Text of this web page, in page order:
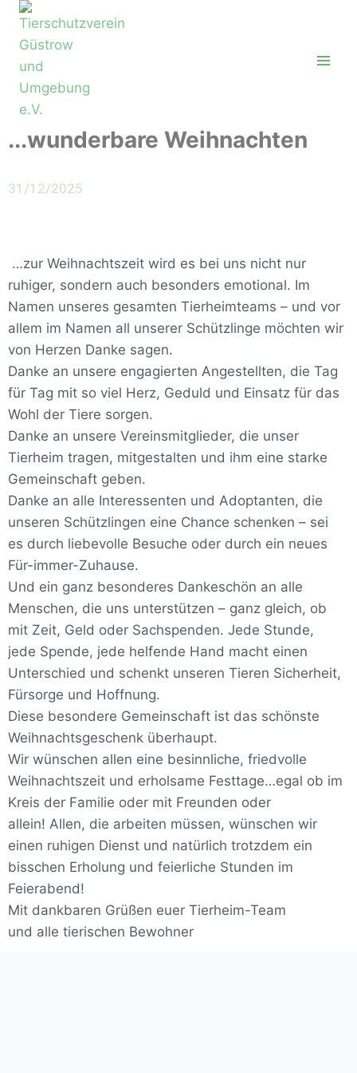
...wunderbare Weihnachten
31/12/2025
…zur Weihnachtszeit wird es bei uns nicht nur
ruhiger, sondern auch besonders emotional. Im
Namen unseres gesamten Tierheimteams – und vor
allem im Namen all unserer Schützlinge möchten wir
von Herzen Danke sagen.
Danke an unsere engagierten Angestellten, die Tag
für Tag mit so viel Herz, Geduld und Einsatz für das
Wohl der Tiere sorgen.
Danke an unsere Vereinsmitglieder, die unser
Tierheim tragen, mitgestalten und ihm eine starke
Gemeinschaft geben.
Danke an alle Interessenten und Adoptanten, die
unseren Schützlingen eine Chance schenken – sei
es durch liebevolle Besuche oder durch ein neues
Für-immer-Zuhause.
Und ein ganz besonderes Dankeschön an alle
Menschen, die uns unterstützen – ganz gleich, ob
mit Zeit, Geld oder Sachspenden. Jede Stunde,
jede Spende, jede helfende Hand macht einen
Unterschied und schenkt unseren Tieren Sicherheit,
Fürsorge und Hoffnung.
Diese besondere Gemeinschaft ist das schönste
Weihnachtsgeschenk überhaupt.
Wir wünschen allen eine besinnliche, friedvolle
Weihnachtszeit und erholsame Festtage…egal ob im
Kreis der Familie oder mit Freunden oder
allein! Allen, die arbeiten müssen, wünschen wir
einen ruhigen Dienst und natürlich trotzdem ein
bisschen Erholung und feierliche Stunden im
Feierabend!
Mit dankbaren Grüßen euer Tierheim-Team
und alle tierischen Bewohner